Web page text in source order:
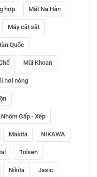
hợp Mặt Nạ Hàn
Máy cắt sắt
Quốc
Mũi Khoan
hơi nóng
Gấp - Xếp
Makita NIKAWA
Tolsen
Nikita Jasic